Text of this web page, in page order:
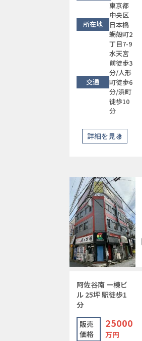
所在地
東京都
中央区
日本橋
蛎殻町2
丁目7-9
交通
水天宮
前徒歩3
分/人形
町徒歩6
分/浜町
徒歩10
分
詳細を見る
阿佐谷南 一棟ビ
ル 25坪 駅徒歩1
分
販売
価格
25000
万円